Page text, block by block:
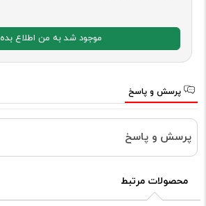
موجود شد به من اطلاع بده
پرسش و پاسخ
پرسش و پاسخ
محصولات مرتبط